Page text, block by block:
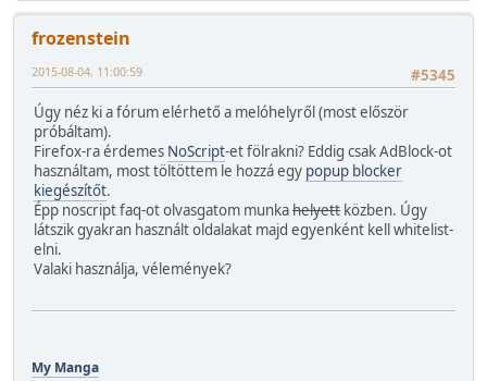
frozenstein
#5345
2015-08-04, 11:00:59
Úgy néz ki a fórum elérhető a melóhelyről (most először
próbáltam).
Firefox-ra érdemes NoScript-et fölrakni? Eddig csak AdBlock-ot
használtam, most töltöttem le hozzá egy popup blocker
kiegészítőt.
Épp noscript faq-ot olvasgatom munkahelyett közben. Úgy
látszik gyakran használt oldalakat majd egyenként kell whitelist-
elni.
Valaki használja, vélemények?
My Manga